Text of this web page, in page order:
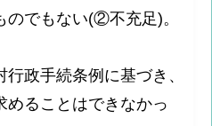
のでもない(②不充足)。
政手続条例に基づき、
めることはできなかっ